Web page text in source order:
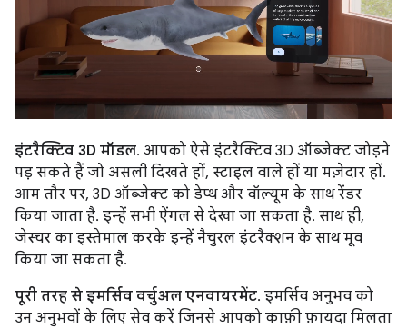
इंटरैक्टिव 3D मॉडल. आपको ऐसे इंटरैक्टिव 3D ऑब्जेक्ट जोड़ने
पड़ सकते हैं जो असली दिखते हों, स्टाइल वाले हों या मज़ेदार हों.
आम तौर पर, 3D ऑब्जेक्ट को डेप्थ और वॉल्यूम के साथ रेंडर
किया जाता है. इन्हें सभी ऐंगल से देखा जा सकता है. साथ ही,
जेस्चर का इस्तेमाल करके इन्हें नैचुरल इंटरैक्शन के साथ मूव
किया जा सकता है.
पूरी तरह से इमर्सिव वर्चुअल एनवायरमेंट. इमर्सिव अनुभव को
उन अनुभवों के लिए सेव करें जिनसे आपको काफ़ी फ़ायदा मिलता